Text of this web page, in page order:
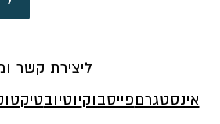
ליצירת קשר
אינסטגרםפייסבוקיוטיוב